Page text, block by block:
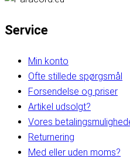
Service
Min konto
Ofte stillede spørgsmål
Forsendelse og priser
Artikel udsolgt?
Vores
Returnering
Med eller uden moms?